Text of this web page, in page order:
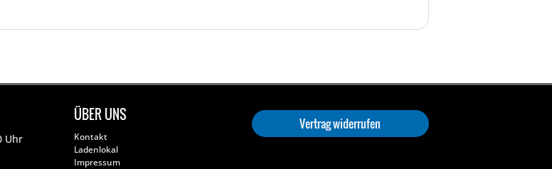
Uhr
ÜBER UNS
Kontakt
Ladenlokal
Impressum
Vertrag widerrufen